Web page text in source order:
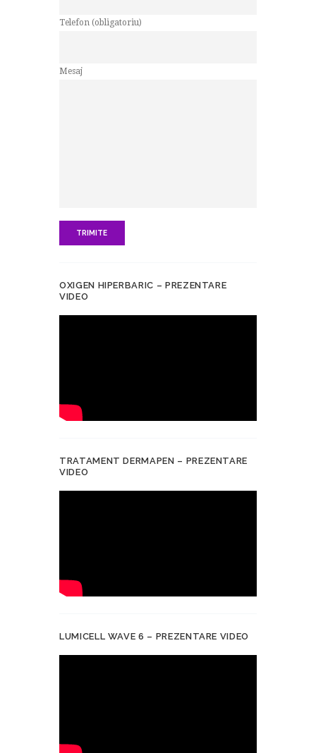
Telefon (obligatoriu)
Mesaj
OXIGEN HIPERBARIC – PREZENTARE
VIDEO
TRATAMENT DERMAPEN – PREZENTARE
VIDEO
LUMICELL WAVE 6 – PREZENTARE VIDEO